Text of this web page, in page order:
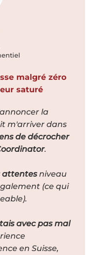
malgré zéro
saturé
la
m'arriver dans
de décrocher
.
attentesniveau
(ce qui
avec pas mal
en Suisse,